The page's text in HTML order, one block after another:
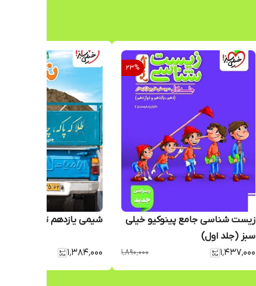
23%
زیست شناسی جامع پینوکیو خیلی
سبز (جلد اول)
۱٬۴۳۷٬۰۰۰
۱٬۸۹۰٬۰۰۰
شیمی یازدهم تست خیلی
۱٬۳۸۴٬۰۰۰